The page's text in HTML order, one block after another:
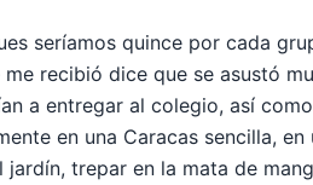
seríamos quince por cada
recibió dice que se asustó
a entregar al colegio, así
en una Caracas sencilla,
trepar en la mata de